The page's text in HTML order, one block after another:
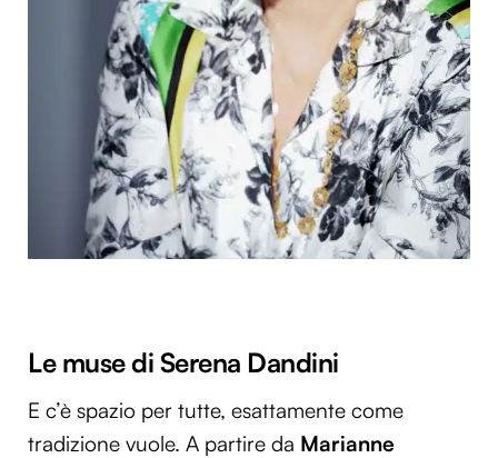
Le muse di Serena Dandini
E c’è spazio per tutte, esattamente come
tradizione vuole. A partire da Marianne